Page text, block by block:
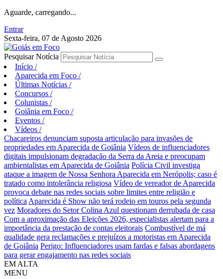
Aguarde, carregando...
Entrar
Sexta-feira, 07 de Agosto 2026
Pesquisar Notícia
Início /
Aparecida em Foco /
Últimas Notícias /
Concursos /
Colunistas /
Goiânia em Foco /
Eventos /
Vídeos /
Chacareiros denunciam suposta articulação para invasões de
propriedades em Aparecida de Goiânia Vídeos de influenciadores
digitais impulsionam degradação da Serra da Areia e preocupam
ambientalistas em Aparecida de Goiânia Polícia Civil investiga
ataque a imagem de Nossa Senhora Aparecida em Nerópolis; caso é
tratado como intolerância religiosa Vídeo de vereador de Aparecida
provoca debate nas redes sociais sobre limites entre religião e
política Aparecida é Show não terá rodeio em touros pela segunda
vez Moradores do Setor Colina Azul questionam derrubada de casa
Com a aproximação das Eleições 2026, especialistas alertam para a
importância da prestação de contas eleitorais Combustível de má
qualidade gera reclamações e prejuízos a motoristas em Aparecida
de Goiânia Perigo: Influenciadores usam fardas e falsas abordagens
para gerar engajamento nas redes sociais
EM ALTA
MENU